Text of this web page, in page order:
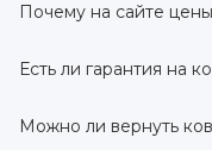
Почему на сайте
отгрузка идёт
без посредников.
Есть ли гарантия на
производителя 3
обнаружится
Можно ли вернуть